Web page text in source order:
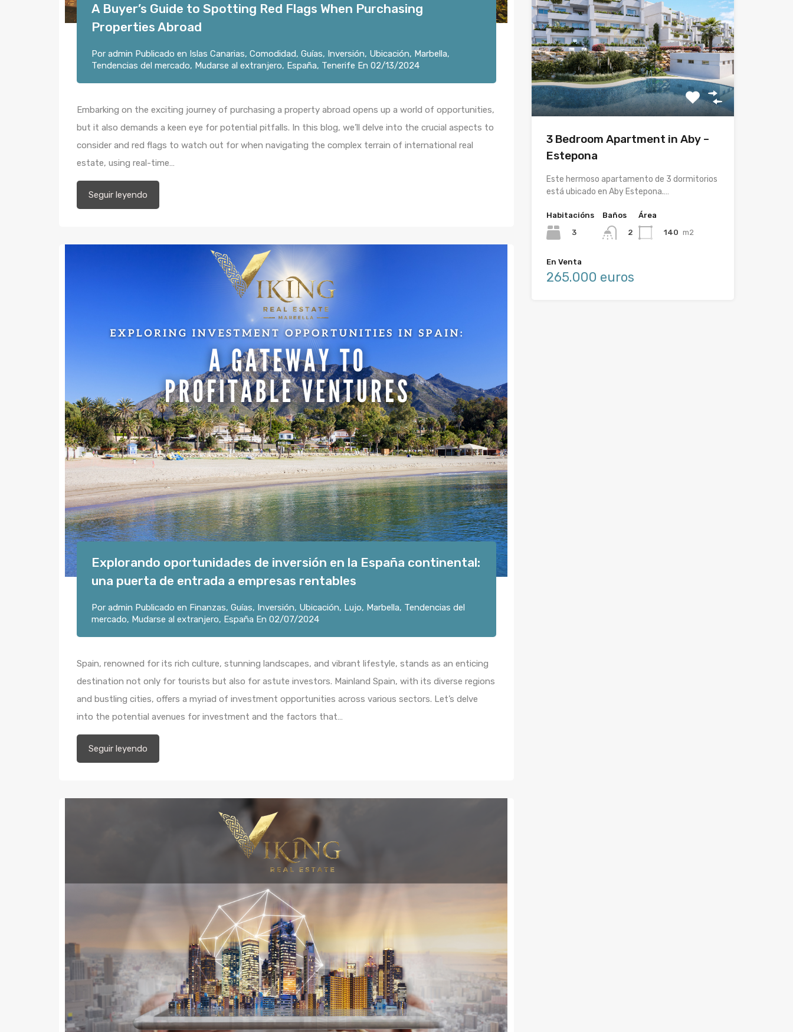
A Buyer’s Guide to Spotting Red Flags When Purchasing
Properties Abroad
Por admin Publicado en Islas Canarias, Comodidad, Guías, Inversión, Ubicación, Marbella,
Tendencias del mercado, Mudarse al extranjero, España, Tenerife En 02/13/2024
Embarking on the exciting journey of purchasing a property abroad opens up a world of opportunities,
but it also demands a keen eye for potential pitfalls. In this blog, we’ll delve into the crucial aspects to
consider and red flags to watch out for when navigating the complex terrain of international real
estate, using real-time…
Seguir leyendo
Explorando oportunidades de inversión en la España continental:
una puerta de entrada a empresas rentables
Por admin Publicado en Finanzas, Guías, Inversión, Ubicación, Lujo, Marbella, Tendencias del
mercado, Mudarse al extranjero, España En 02/07/2024
Spain, renowned for its rich culture, stunning landscapes, and vibrant lifestyle, stands as an enticing
destination not only for tourists but also for astute investors. Mainland Spain, with its diverse regions
and bustling cities, offers a myriad of investment opportunities across various sectors. Let’s delve
into the potential avenues for investment and the factors that…
Seguir leyendo
3 Bedroom Apartment in Aby –
Estepona
Este hermoso apartamento de 3 dormitorios
está ubicado en Aby Estepona.…
Habitacións
3
Baños
2
Área
140 m2
En Venta
265.000 euros